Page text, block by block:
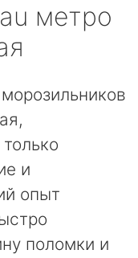
метро
и
опыт
поломки и